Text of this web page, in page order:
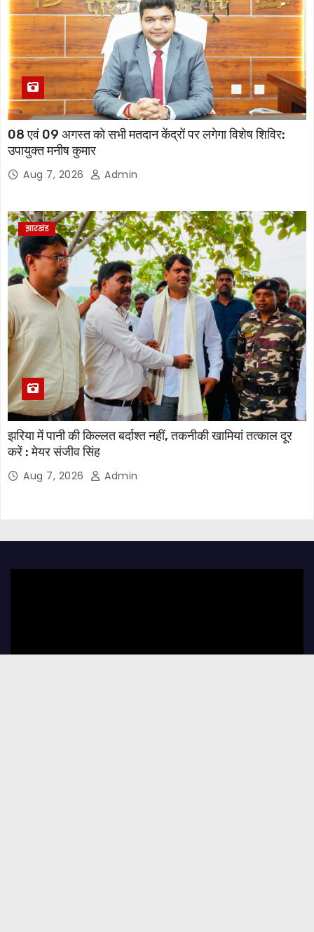
08 एवं 09 अगस्त को सभी मतदान केंद्रों पर लगेगा विशेष शिविर:
उपायुक्त मनीष कुमार
Aug 7, 2026 Admin
झारखंड
झरिया में पानी की किल्लत बर्दाश्त नहीं, तकनीकी खामियां तत्काल दूर
करें : मेयर संजीव सिंह
Aug 7, 2026 Admin